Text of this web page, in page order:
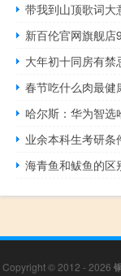
带我到山顶歌词大
新百伦官网旗舰店
大年初十同房有禁
春节吃什么肉最健
哈尔斯：华为智选
业余本科生考研条
海青鱼和鲅鱼的区
Copyright © 2012 - 2026